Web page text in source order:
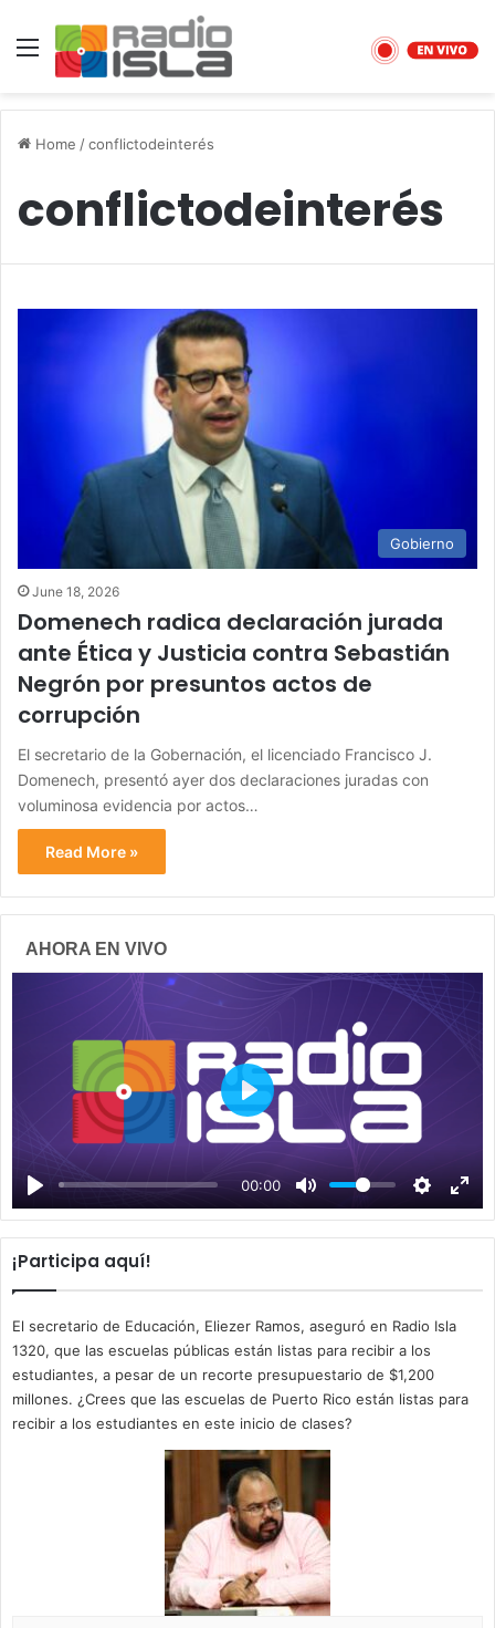
Menu
Home /conflictodeinterés
conflictodeinterés
Gobierno
June 18, 2026
Domenech radica declaración jurada
ante Ética y Justicia contra Sebastián
Negrón por presuntos actos de
corrupción
El secretario de la Gobernación, el licenciado Francisco J.
Domenech, presentó ayer dos declaraciones juradas con
voluminosa evidencia por actos…
Read More »
AHORA EN VIVO
00:00
P
a
y
¡Participa aquí!
El secretario de Educación, Eliezer Ramos, aseguró en Radio Isla
1320, que las escuelas públicas están listas para recibir a los
estudiantes, a pesar de un recorte presupuestario de $1,200
millones. ¿Crees que las escuelas de Puerto Rico están listas para
recibir a los estudiantes en este inicio de clases?